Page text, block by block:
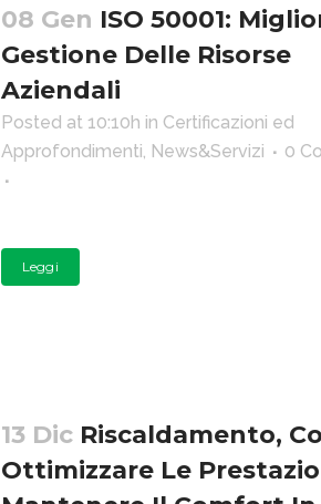
08 Gen ISO 50001:
Gestione Delle Risorse
Aziendali
Posted at 10:10h in Certificazioni ed
Approfondimenti, News&Servizi 0
Leggi
13 Dic Riscaldamento,
Ottimizzare Le